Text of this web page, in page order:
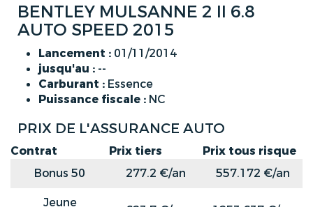
BENTLEY MULSANNE 2 II 6.8
AUTO SPEED 2015
Lancement : 01/11/2014
jusqu'au : --
Carburant : Essence
Puissance fiscale : NC
PRIX DE L'ASSURANCE AUTO
Contrat Prix tiers
Prix tous risque
Bonus 50
277.2 €/an
557.172 €/an
Jeune